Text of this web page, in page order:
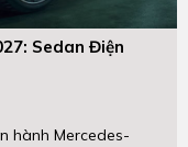
Sedan Điện
hành Mercedes-